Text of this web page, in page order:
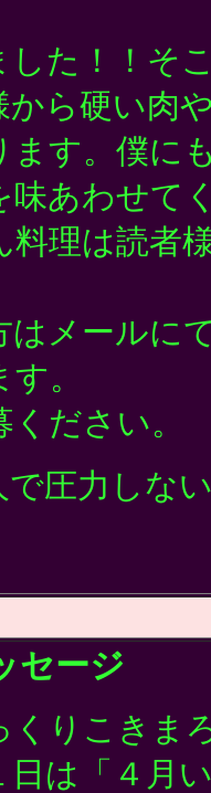
した！！そ
から硬い肉
ます。僕に
味あわせて
料理は読者
はメールに
。
ださい。
で圧力しな
セージ
くりこきま
日は「４月